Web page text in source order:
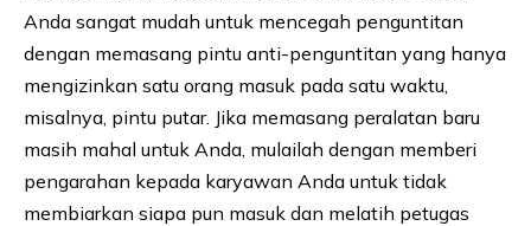
Anda sangat mudah untuk mencegah penguntitan
dengan memasang pintu anti-penguntitan yang hanya
mengizinkan satu orang masuk pada satu waktu,
misalnya, pintu putar. Jika memasang peralatan baru
masih mahal untuk Anda, mulailah dengan memberi
pengarahan kepada karyawan Anda untuk tidak
membiarkan siapa pun masuk dan melatih petugas